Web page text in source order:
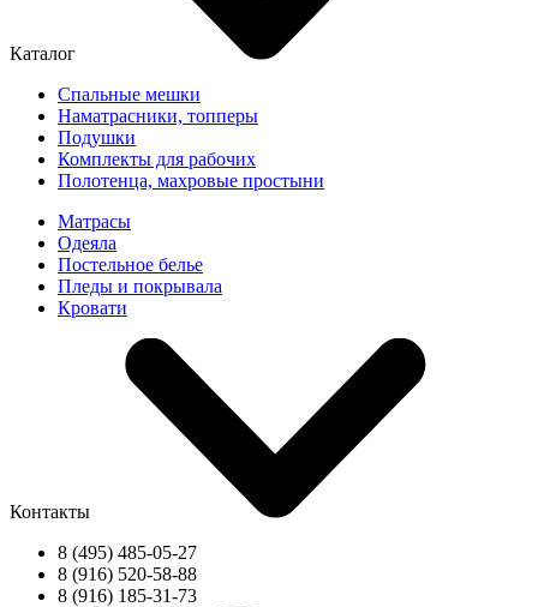
Каталог
Спальные мешки
Наматрасники, топперы
Подушки
Комплекты для рабочих
Полотенца, махровые простыни
Матрасы
Одеяла
Постельное белье
Пледы и покрывала
Кровати
Контакты
8 (495) 485-05-27
8 (916) 520-58-88
8 (916) 185-31-73